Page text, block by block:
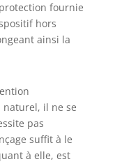
fournie
hors
ainsi la
il ne se
pas
suffit à le
à elle, est